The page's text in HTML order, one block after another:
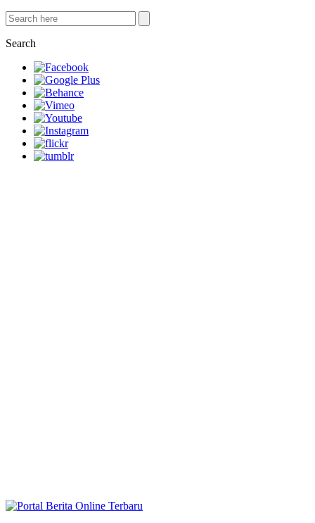
Search